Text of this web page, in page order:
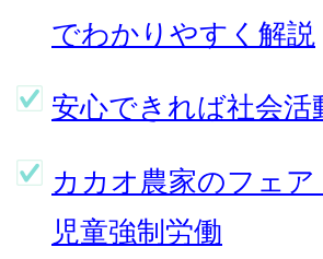
でわかりやすく解説
安心できれば社会活
カカオ農家のフェア
児童強制労働